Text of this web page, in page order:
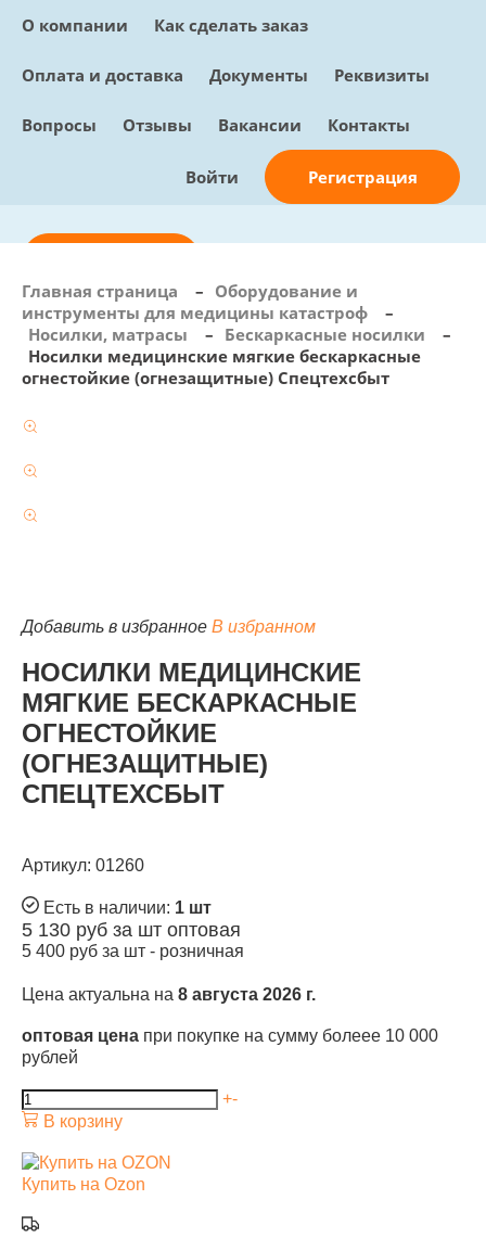
О компании Как сделать заказ
Оплата и доставка Документы Реквизиты
Вопросы Отзывы Вакансии Контакты
Войти Регистрация
info@sunmed.ru
Пн – Пт: с 10:00 - 18:00
+7 (495) 730-90-25
Главная страница – Оборудование и
инструменты для медицины катастроф
–
Носилки, матрасы
– Бескаркасные носилки
–
Носилки медицинские мягкие бескаркасные
огнестойкие (огнезащитные) Спецтехсбыт
Добавить в избранное В избранном
НОСИЛКИ МЕДИЦИНСКИЕ
МЯГКИЕ БЕСКАРКАСНЫЕ
ОГНЕСТОЙКИЕ
(ОГНЕЗАЩИТНЫЕ)
СПЕЦТЕХСБЫТ
Артикул: 01260
Есть в наличии: 1 шт
5 130 руб за шт оптовая
5 400 руб за шт - розничная
Цена актуальна на 8 августа 2026 г.
оптовая цена при покупке на сумму болеее 10 000
рублей
+-
В корзину
Купить на Ozon